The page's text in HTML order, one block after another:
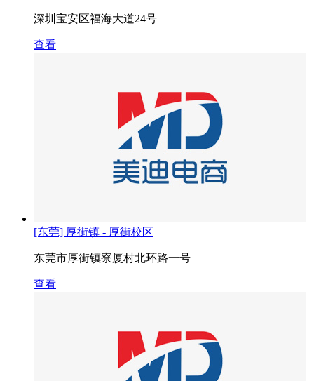
深圳宝安区福海大道24号
查看
[东莞] 厚街镇 - 厚街校区
东莞市厚街镇寮厦村北环路一号
查看